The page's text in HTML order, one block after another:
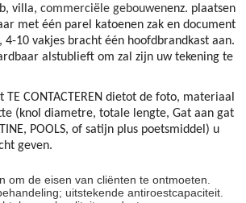
villa, commerciële gebouwenenz. plaatsen
met één parel katoenen zak en document
10 vakjes bracht één hoofdbrandkast aan.
alstublieft om zal zijn uw tekening te
CONTACTEREN dietot de foto, materiaal
(knol diametre, totale lengte, Gat aan gat
POOLS, of satijn plus poetsmiddel) u
geven.
om de eisen van cliënten te ontmoeten.
uitstekende antiroestcapaciteit.